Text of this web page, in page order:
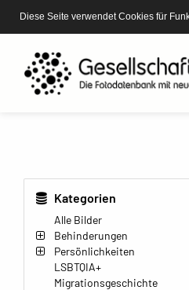
Diese Seite verwendet Cookies für
Kategorien
Alle Bilder
Behinderungen
Persönlichkeiten
LSBTQIA+
Migrationsgeschichte